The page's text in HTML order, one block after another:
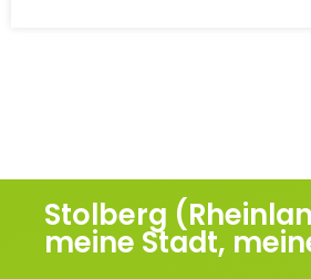
Stolberg
meine Stadt,